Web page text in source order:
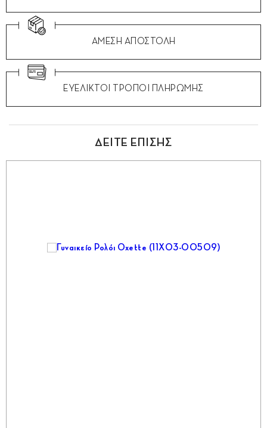
ΑΜΕΣΗ ΑΠΟΣΤΟΛΗ
ΕΥΕΛΙΚΤΟΙ ΤΡΟΠΟΙ ΠΛΗΡΩΜΗΣ
ΔΕΙΤΕ ΕΠΙΣΗΣ